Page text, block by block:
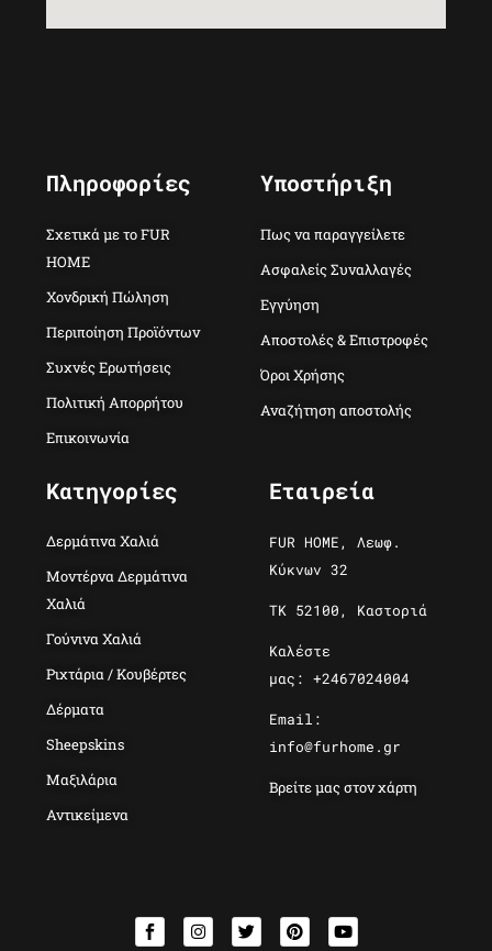
Πληροφορίες
Σχετικά με το FUR
HOME
Χονδρική Πώληση
Περιποίηση Προϊόντων
Συχνές Ερωτήσεις
Πολιτική Απορρήτου
Επικοινωνία
Υποστήριξη
Πως να παραγγείλετε
Ασφαλείς Συναλλαγές
Εγγύηση
Αποστολές & Επιστροφές
Όροι Χρήσης
Αναζήτηση αποστολής
Κατηγορίες
Δερμάτινα Χαλιά
Μοντέρνα Δερμάτινα
Χαλιά
Γούνινα Χαλιά
Ριχτάρια / Κουβέρτες
Δέρματα
Sheepskins
Μαξιλάρια
Αντικείμενα
Εταιρεία
FUR HOME, Λεωφ.
Κύκνων 32
ΤΚ 52100, Καστοριά
Καλέστε
μας: +2467024004
Email:
info@furhome.gr
Βρείτε μας στον χάρτη